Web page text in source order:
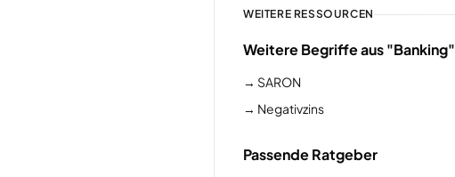
WEITERE RESSOURCEN
Weitere Begriffe aus "Banking"
→ SARON
→ Negativzins
Passende Ratgeber